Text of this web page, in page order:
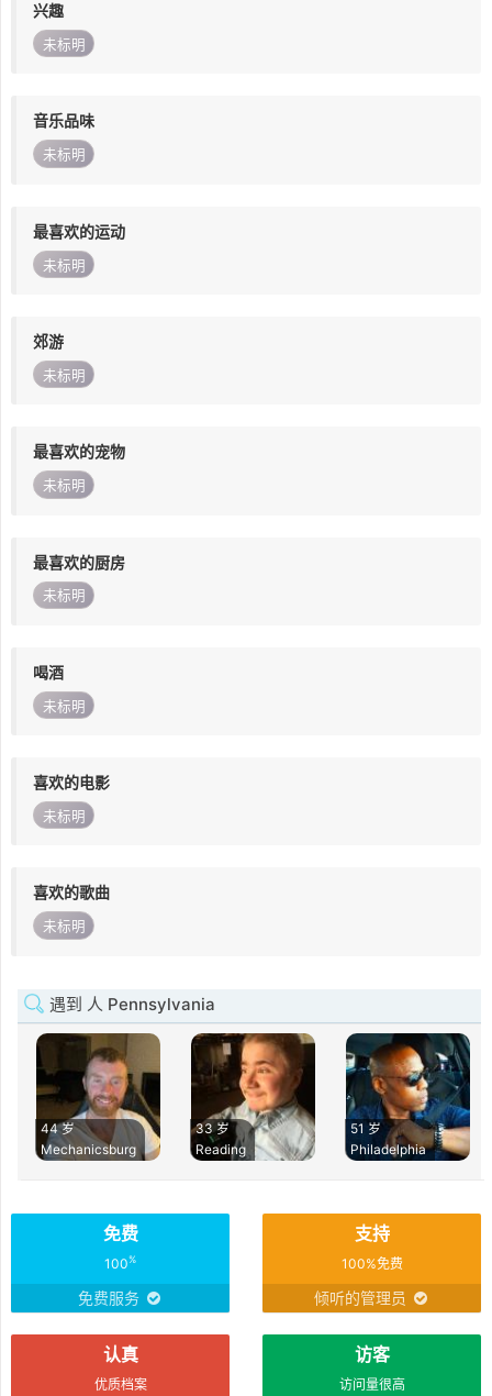
兴趣
未标明
音乐品味
未标明
最喜欢的运动
未标明
郊游
未标明
最喜欢的宠物
未标明
最喜欢的厨房
未标明
喝酒
未标明
喜欢的电影
未标明
喜欢的歌曲
未标明
遇到 人 Pennsylvania
44 岁
Mechanicsburg
33 岁
Reading
51 岁
Philadelphia
免费
100%
免费服务
支持
100%免费
倾听的管理员
认真
优质档案
访客
访问量很高